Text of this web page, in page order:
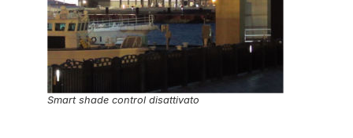
Smart shade control disattivato